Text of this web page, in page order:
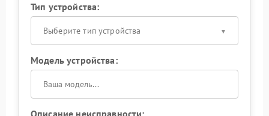
Тип устройства:
Выберите тип устройства
Модель устройства:
Описание неисправности: